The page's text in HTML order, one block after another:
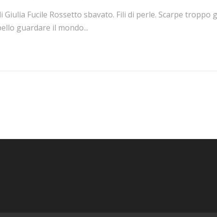
Giulia Fucile Rossetto sbavato. Fili di perle. Scarpe troppo
guardare il mondo...